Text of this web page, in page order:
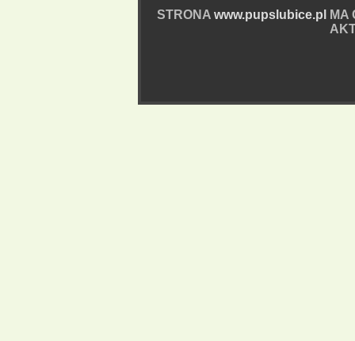
STRONA www.pupslubice.pl
MA